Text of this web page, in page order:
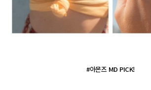
#아몬즈 MD PICK!